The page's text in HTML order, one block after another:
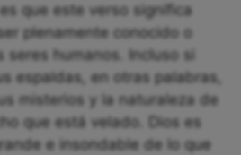
que este verso significa
plenamente conocido o
seres humanos. Incluso si
espaldas, en otras palabras,
misterios y la naturaleza de
que está velado. Dios es
e insondable de lo que